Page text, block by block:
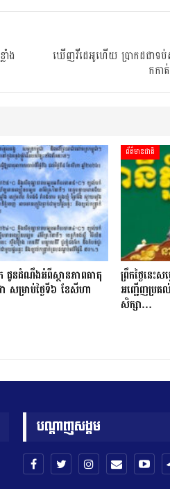
ង ឃើញវីដេអូហើយ ប្រាកដជាទ
កក
ជូនដំណឹងអំពីស្ថានភាពធាតុ
សម្រាប់ថ្ងៃទី៦ ខែសីហា
ព័ត៌មានជាតិ
ព្រឹកថ្ងៃនេ
អញ្ជើញប្រគ
សិក្សា…
បណ្តាញសង្គម